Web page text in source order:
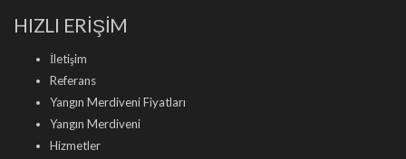
HIZLI ERİŞİM
İletişim
Referans
Yangın Merdiveni Fiyatları
Yangın Merdiveni
Hizmetler